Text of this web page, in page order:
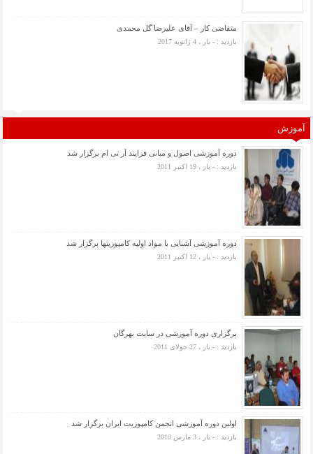
متقاضی کار – آقای علیرضا گل محمدی
بازدید : - بار ، 4 ژانویه 2017
آموزش
دوره آموزشی اصول و مبانی فرایند آر تی ام برگزار شد
بازدید : - بار ، 19 اکتبر 2011
دوره آموزشی آشنایی با مواد اولیه کامپوزیتها برگزار شد
بازدید : - بار ، 12 اکتبر 2011
برگزاری دوره آموزشی در سایت بهرگان
بازدید : - بار ، 27 جولای 2011
اولین دوره آموزشی انجمن کامپوزیت ایران برگزار شد
بازدید : - بار ، 3 مارس 2010